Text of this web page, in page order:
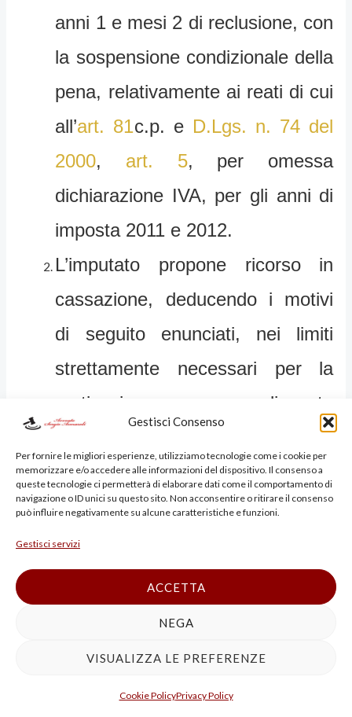
Gestisci Consenso
Per fornire le migliori esperienze, utilizziamo tecnologie come i cookie per
memorizzare e/o accedere alle informazioni del dispositivo. Il consenso a
queste tecnologie ci permetterà di elaborare dati come il comportamento di
navigazione o ID unici su questo sito. Non acconsentire o ritirare il consenso
può influire negativamente su alcune caratteristiche e funzioni.
Gestisci servizi
ACCETTA
NEGA
VISUALIZZA LE PREFERENZE
Cookie PolicyPrivacy Policy
anni 1 e mesi 2 di reclusione, con
la sospensione condizionale della
pena, relativamente ai reati di cui
all’art. 81c.p. e D.Lgs. n. 74 del
2000, art. 5, per omessa
dichiarazione IVA, per gli anni di
imposta 2011 e 2012.
L’imputato propone ricorso in
cassazione, deducendo i motivi
di seguito enunciati, nei limiti
strettamente necessari per la
motivazione, come disposto
disp. att. c.p.p.,
comma 1.
legge (
D.Lgs. n. 74 del 2000
)
relativamente al dolo specifico. La
Corte di appello ritiene sussistente il
dolo specifico dalla constatazione